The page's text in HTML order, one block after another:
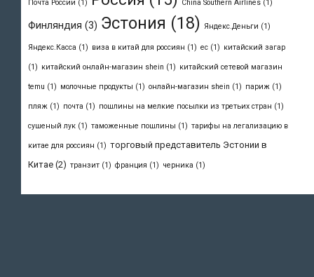
Почта России (1) Сhina Southern Airlines (1)
Финляндия (3) Эстония (18) Яндекс.Деньги (1)
Яндекс.Касса (1) виза в китай для россиян (1) ес (1) китайский загар
(1) китайский онлайн-магазин shein (1) китайский сетевой магазин
temu (1) молочные продукты (1) онлайн-магазин shein (1) париж (1)
пляж (1) почта (1) пошлины на мелкие посылки из третьих стран (1)
сушеный лук (1) таможенные пошлины (1) тарифы на легализацию в
китае для россиян (1) торговый представитель Эстонии в
Китае (2) транзит (1) франция (1) черника (1)